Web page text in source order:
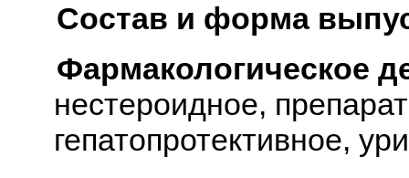
Состав и форма
Фармакологическое
нестероидное,
гепатопротективное,